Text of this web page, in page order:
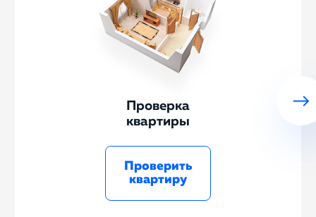
Проверка
квартиры
Проверить
квартиру